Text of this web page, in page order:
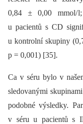
0,84 ± 0,00 mmol/
u pacientů s CD
u kontrolní skupiny
p = 0,001) [35].
Ca v séru bylo v
sledovanými
podobné výsledky.
v séru u pacientů s